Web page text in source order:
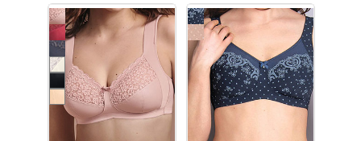
ANITA ANITA